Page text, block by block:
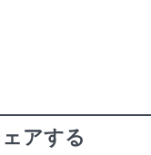
アする